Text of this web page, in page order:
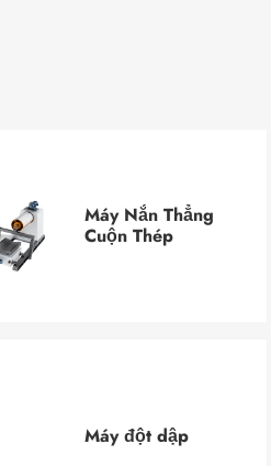
Máy Nắn Thẳng
Cuộn Thép
Máy đột dập